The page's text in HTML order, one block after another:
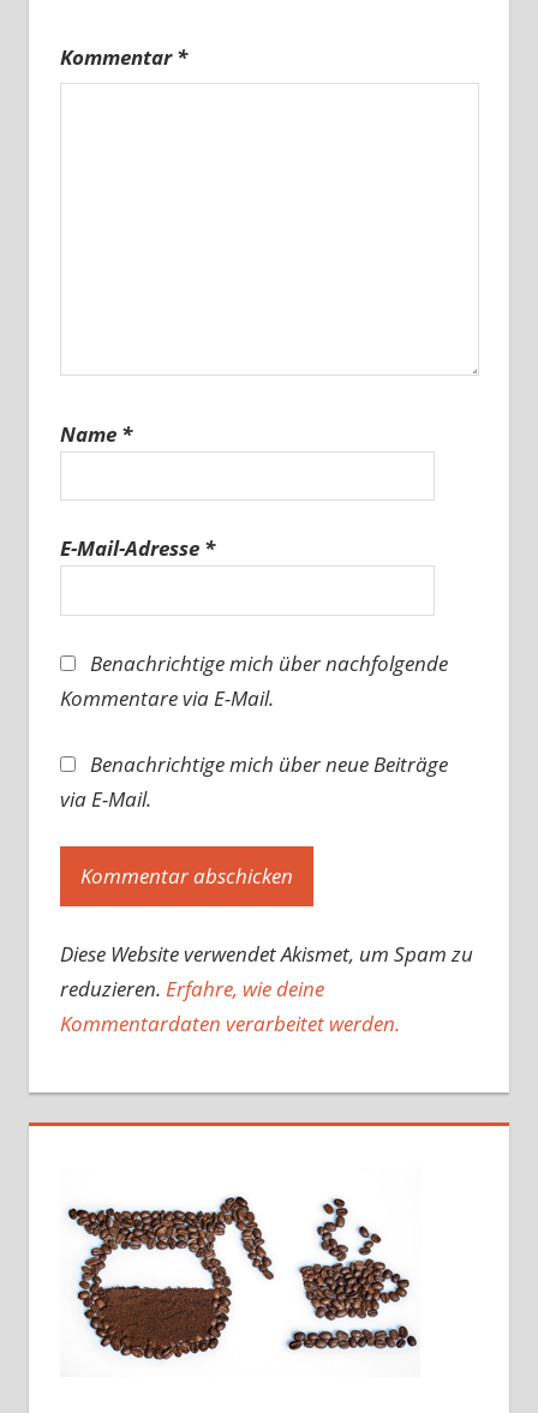
Kommentar*
Name *
E-Mail-Adresse *
Benachrichtige mich über nachfolgende
Kommentare via E-Mail.
Benachrichtige mich über neue Beiträge
via E-Mail.
Diese Website verwendet Akismet, um Spam zu
reduzieren. Erfahre, wie deine
Kommentardaten verarbeitet werden.